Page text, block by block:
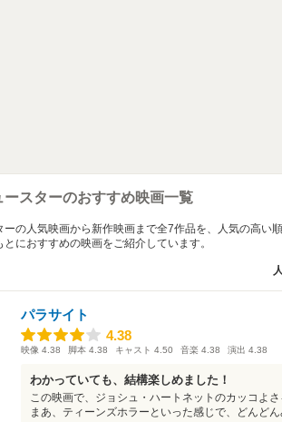
ースターのおすすめ映画一覧
ーの人気映画から新作映画まで全7作品を、人気の高い
におすすめの映画をご紹介しています。
パラサイト
4.38
4.38
映像 4.38 脚本 4.38 キャスト 4.50 音楽 4.38 演出 4.38
わかっていても、結構楽しめました！
この映画で、ジョシュ・ハートネットのカッコよ
まあ、ティーンズホラーといった感じで、どんど